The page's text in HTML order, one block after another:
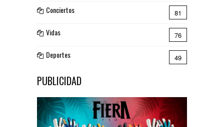
Conciertos 81
Vidas 76
Deportes 49
PUBLICIDAD